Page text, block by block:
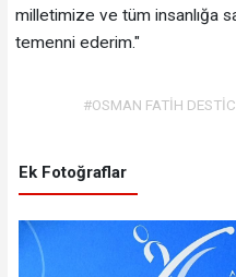
milletimize ve tüm insanlığa
temenni ederim."
#OSMAN FATİH
Ek Fotoğraflar